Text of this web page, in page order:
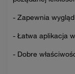
- Zapewnia
- Łatwa aplikacja
- Dobre